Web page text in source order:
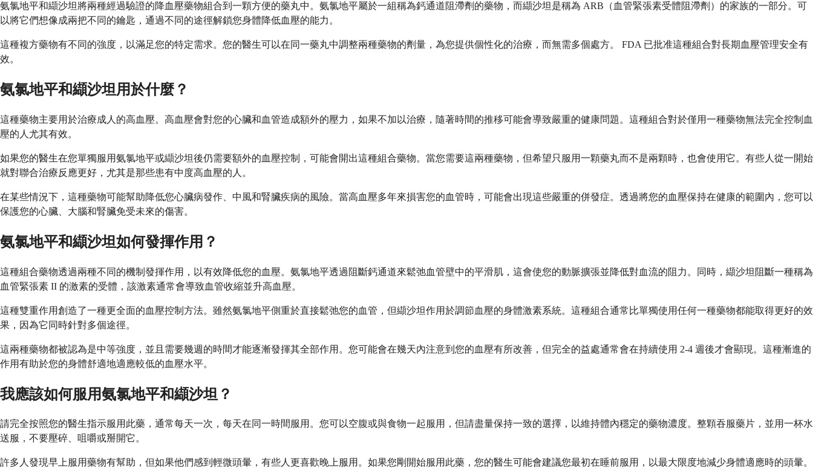
氨氯地平和纈沙坦將兩種經過驗證的降血壓藥物組合到一顆方便的藥丸中。氨氯地平屬於一組稱為鈣通道阻滯劑的藥物，而纈沙坦是稱為 ARB（血管緊張素受體阻滯劑）的家族的一部分。可
以將它們想像成兩把不同的鑰匙，通過不同的途徑解鎖您身體降低血壓的能力。
這種複方藥物有不同的強度，以滿足您的特定需求。您的醫生可以在同一藥丸中調整兩種藥物的劑量，為您提供個性化的治療，而無需多個處方。 FDA 已批准這種組合對長期血壓管理安全有
效。
氨氯地平和纈沙坦用於什麼？
這種藥物主要用於治療成人的高血壓。高血壓會對您的心臟和血管造成額外的壓力，如果不加以治療，隨著時間的推移可能會導致嚴重的健康問題。這種組合對於僅用一種藥物無法完全控制血
壓的人尤其有效。
如果您的醫生在您單獨服用氨氯地平或纈沙坦後仍需要額外的血壓控制，可能會開出這種組合藥物。當您需要這兩種藥物，但希望只服用一顆藥丸而不是兩顆時，也會使用它。有些人從一開始
就對聯合治療反應更好，尤其是那些患有中度高血壓的人。
在某些情況下，這種藥物可能幫助降低您心臟病發作、中風和腎臟疾病的風險。當高血壓多年來損害您的血管時，可能會出現這些嚴重的併發症。透過將您的血壓保持在健康的範圍內，您可以
保護您的心臟、大腦和腎臟免受未來的傷害。
氨氯地平和纈沙坦如何發揮作用？
這種組合藥物透過兩種不同的機制發揮作用，以有效降低您的血壓。氨氯地平透過阻斷鈣通道來鬆弛血管壁中的平滑肌，這會使您的動脈擴張並降低對血流的阻力。同時，纈沙坦阻斷一種稱為
血管緊張素 II 的激素的受體，該激素通常會導致血管收縮並升高血壓。
這種雙重作用創造了一種更全面的血壓控制方法。雖然氨氯地平側重於直接鬆弛您的血管，但纈沙坦作用於調節血壓的身體激素系統。這種組合通常比單獨使用任何一種藥物都能取得更好的效
果，因為它同時針對多個途徑。
這兩種藥物都被認為是中等強度，並且需要幾週的時間才能逐漸發揮其全部作用。您可能會在幾天內注意到您的血壓有所改善，但完全的益處通常會在持續使用 2-4 週後才會顯現。這種漸進的
作用有助於您的身體舒適地適應較低的血壓水平。
我應該如何服用氨氯地平和纈沙坦？
請完全按照您的醫生指示服用此藥，通常每天一次，每天在同一時間服用。您可以空腹或與食物一起服用，但請盡量保持一致的選擇，以維持體內穩定的藥物濃度。整顆吞服藥片，並用一杯水
送服，不要壓碎、咀嚼或掰開它。
許多人發現早上服用藥物有幫助，但如果他們感到輕微頭暈，有些人更喜歡晚上服用。如果您剛開始服用此藥，您的醫生可能會建議您最初在睡前服用，以最大限度地減少身體適應時的頭暈。